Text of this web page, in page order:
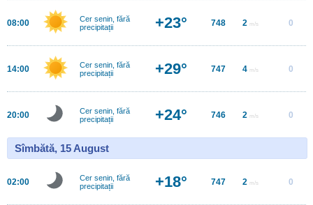
08:00
Cer senin, fără
precipitații
+23° 748 2 m/s 0
14:00
Cer senin, fără
precipitații
+29° 747 4 m/s 0
20:00
Cer senin, fără
precipitații
+24° 746 2 m/s 0
Sîmbătă, 15 August
02:00
Cer senin, fără
precipitații
+18° 747 2 m/s 0